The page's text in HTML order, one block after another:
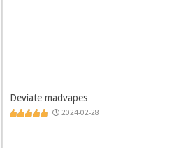
Deviate madvapes
2024-02-28